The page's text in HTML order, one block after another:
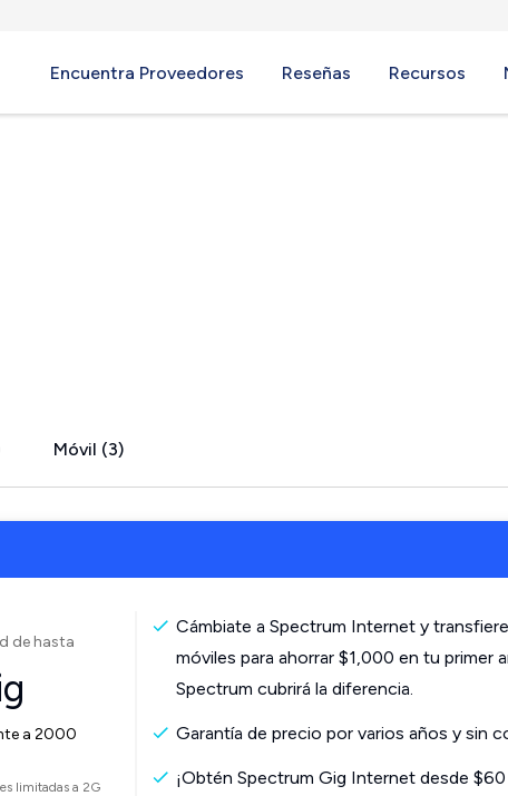
Encuentra Proveedores Reseñas Recursos
Móvil (3)
de hasta
a 2000
limitadas a 2G
Cámbiate a Spectrum Internet y
móviles para ahorrar $1,000 en tu primer
Spectrum cubrirá la diferencia.
Garantía de precio por varios años y sin
¡Obtén Spectrum Gig Internet desde $60